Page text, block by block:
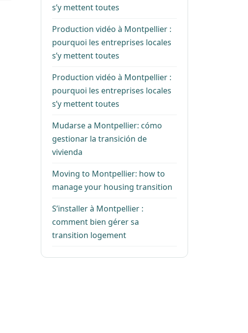
s’y mettent toutes
Production vidéo à Montpellier :
pourquoi les entreprises locales
s’y mettent toutes
Production vidéo à Montpellier :
pourquoi les entreprises locales
s’y mettent toutes
Mudarse a Montpellier: cómo
gestionar la transición de
vivienda
Moving to Montpellier: how to
manage your housing transition
S’installer à Montpellier :
comment bien gérer sa
transition logement